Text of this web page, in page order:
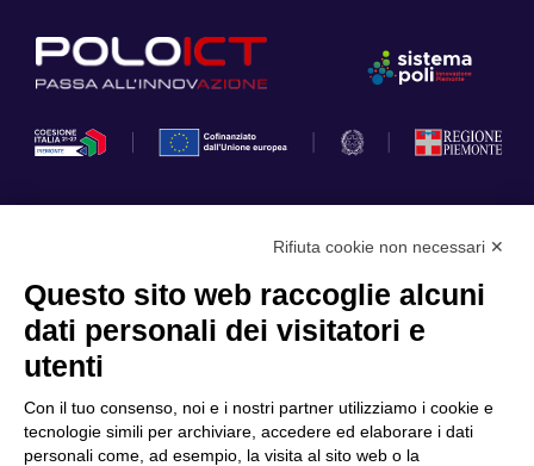
Cookie Policy
Scopri il Polo
Partner
Finanziamenti e bandi
Rifiuta cookie non necessari ✕
Questo sito web raccoglie alcuni
dati personali dei visitatori e
utenti
Con il tuo consenso, noi e i nostri partner utilizziamo i cookie e
tecnologie simili per archiviare, accedere ed elaborare i dati
personali come, ad esempio, la visita al sito web o la